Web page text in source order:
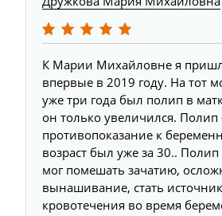
К Марии Михайловне я
впервые в 2019 году. На тот
уже три года был полип в
он только увеличился. Полип
противопоказание к
возраст был уже за 30.. Полип
мог помешать зачатию,
вынашивание, стать
кровотечения во время